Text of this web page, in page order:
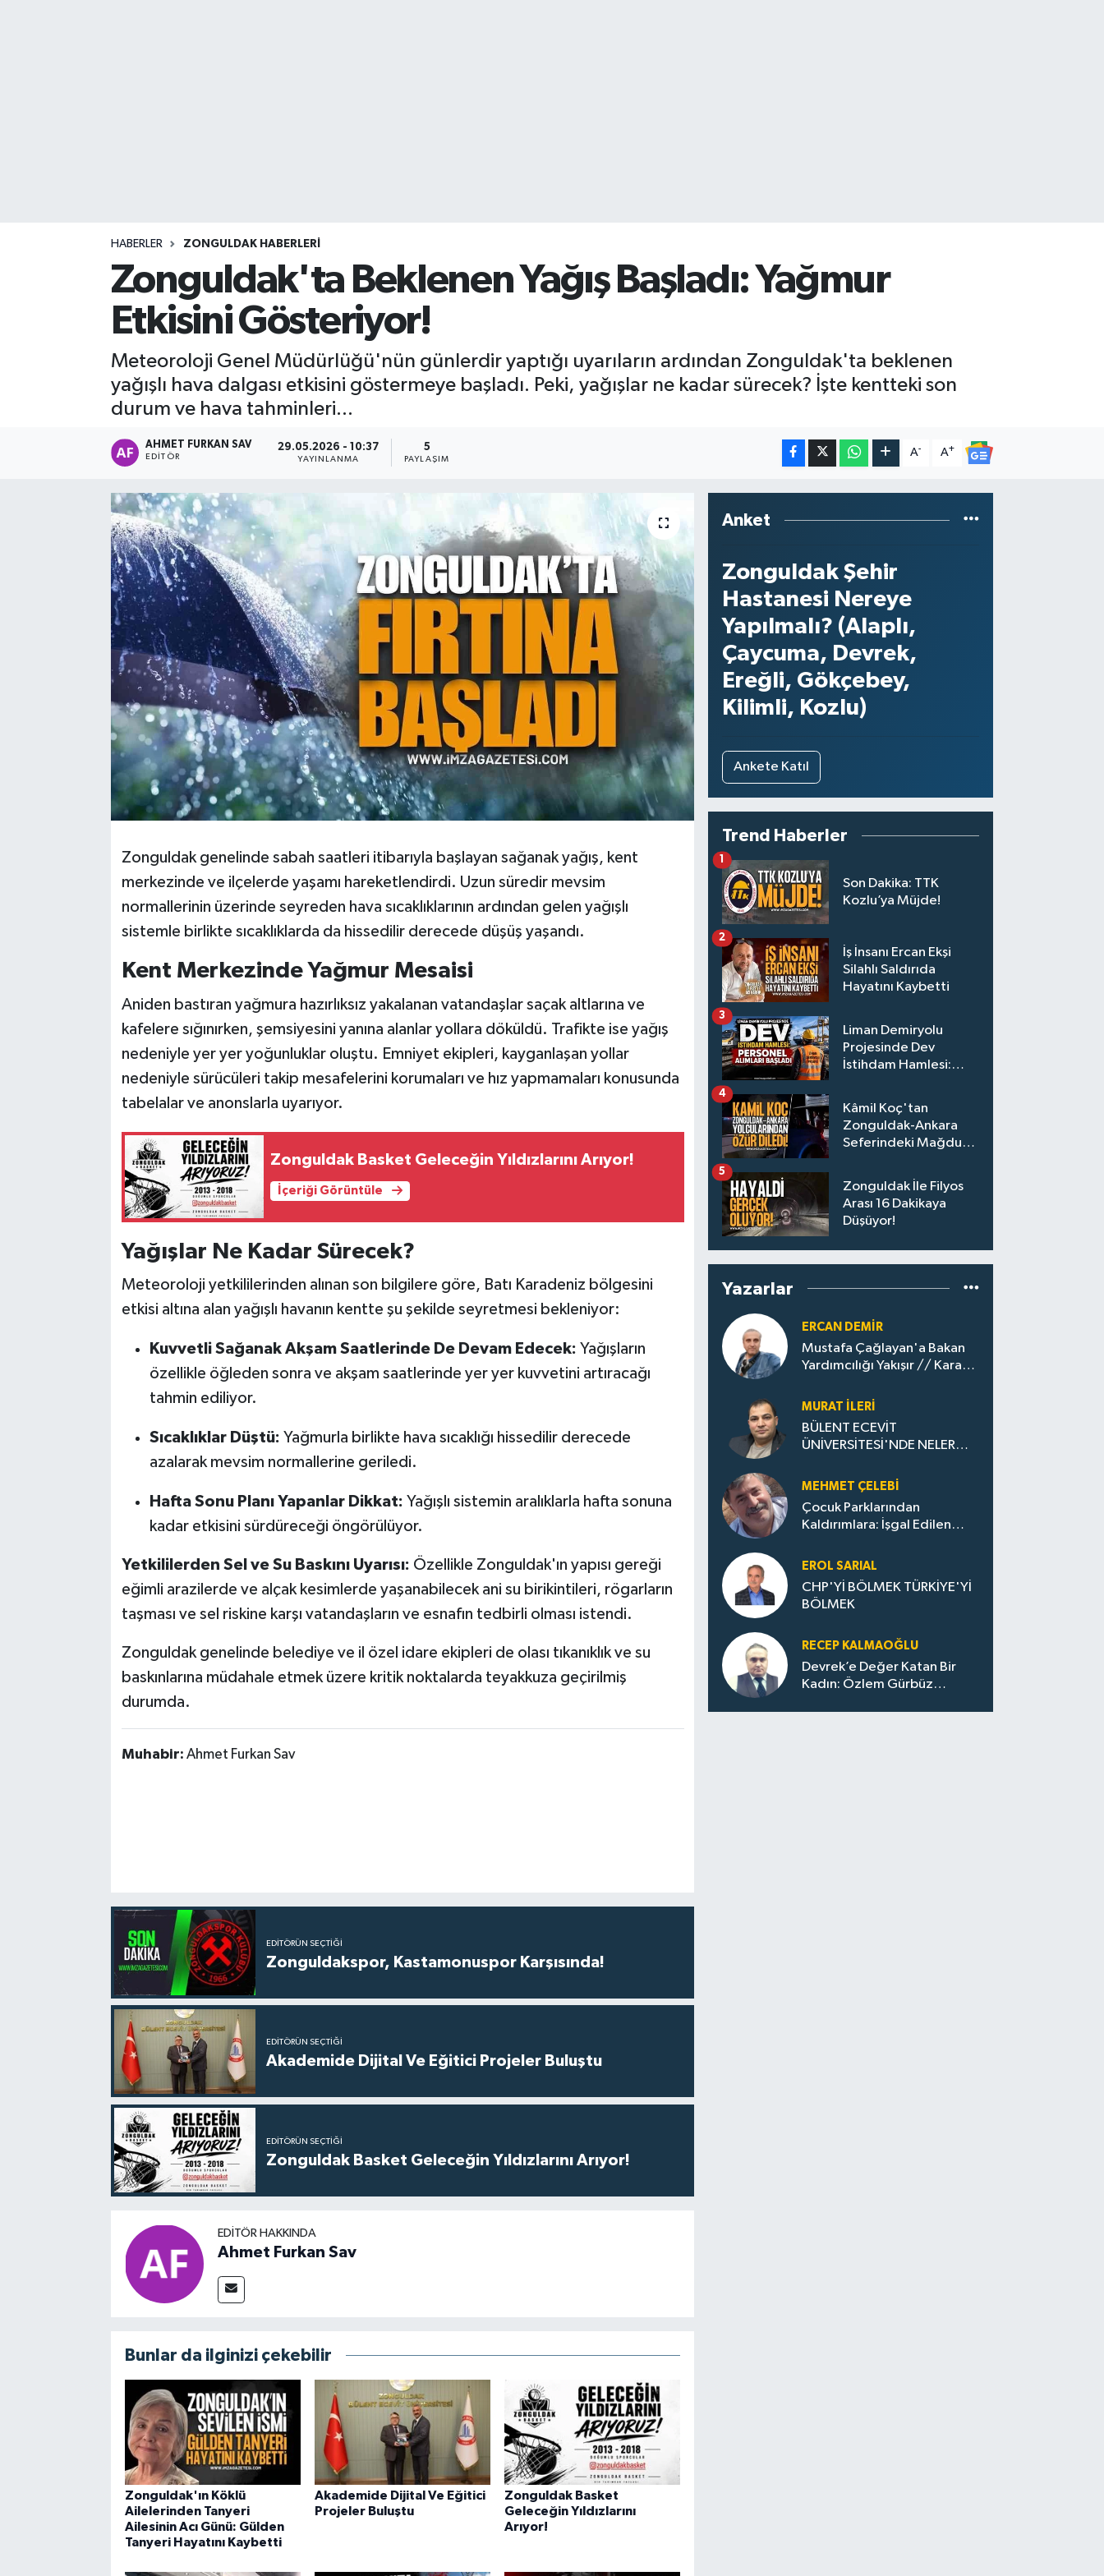
HABERLER ZONGULDAK HABERLERI
Zonguldak'ta Beklenen Yağış Başladı: Yağmur
Etkisini Gösteriyor!
Meteoroloji Genel Müdürlüğü'nün günlerdir yaptığı uyarıların ardından Zonguldak'ta beklenen
yağışlı hava dalgası etkisini göstermeye başladı. Peki, yağışlar ne kadar sürecek? İşte kentteki son
durum ve hava tahminleri...
AHMET FURKAN SAV
EDITÖR
29.05.2026 - 10:37
YAYINLANMA
5
PAYLAŞIM
A- A+
Zonguldak genelinde sabah saatleri itibarıyla başlayan sağanak yağış, kent
merkezinde ve ilçelerde yaşamı hareketlendirdi. Uzun süredir mevsim
normallerinin üzerinde seyreden hava sıcaklıklarının ardından gelen yağışlı
sistemle birlikte sıcaklıklarda da hissedilir derecede düşüş yaşandı.
Kent Merkezinde Yağmur Mesaisi
Aniden bastıran yağmura hazırlıksız yakalanan vatandaşlar saçak altlarına ve
kafelere sığınırken, şemsiyesini yanına alanlar yollara döküldü. Trafikte ise yağış
nedeniyle yer yer yoğunluklar oluştu. Emniyet ekipleri, kayganlaşan yollar
nedeniyle sürücüleri takip mesafelerini korumaları ve hız yapmamaları konusunda
tabelalar ve anonslarla uyarıyor.
Zonguldak Basket Geleceğin Yıldızlarını Arıyor!
İçeriği Görüntüle
Yağışlar Ne Kadar Sürecek?
Meteoroloji yetkililerinden alınan son bilgilere göre, Batı Karadeniz bölgesini
etkisi altına alan yağışlı havanın kentte şu şekilde seyretmesi bekleniyor:
Kuvvetli Sağanak Akşam Saatlerinde De Devam Edecek: Yağışların
özellikle öğleden sonra ve akşam saatlerinde yer yer kuvvetini artıracağı
tahmin ediliyor.
Sıcaklıklar Düştü: Yağmurla birlikte hava sıcaklığı hissedilir derecede
azalarak mevsim normallerine geriledi.
Hafta Sonu Planı Yapanlar Dikkat: Yağışlı sistemin aralıklarla hafta sonuna
kadar etkisini sürdüreceği öngörülüyor.
Yetkililerden Sel ve Su Baskını Uyarısı: Özellikle Zonguldak'ın yapısı gereği
eğimli arazilerde ve alçak kesimlerde yaşanabilecek ani su birikintileri, rögarların
taşması ve sel riskine karşı vatandaşların ve esnafın tedbirli olması istendi.
Zonguldak genelinde belediye ve il özel idare ekipleri de olası tıkanıklık ve su
baskınlarına müdahale etmek üzere kritik noktalarda teyakkuza geçirilmiş
durumda.
Muhabir: Ahmet Furkan Sav
EDITÖRÜN SEÇTIĞI
Zonguldakspor, Kastamonuspor Karşısında!
EDITÖRÜN SEÇTIĞI
Akademide Dijital Ve Eğitici Projeler Buluştu
EDITÖRÜN SEÇTIĞI
Zonguldak Basket Geleceğin Yıldızlarını Arıyor!
EDITÖR HAKKINDA
Ahmet Furkan Sav
Bunlar da ilginizi çekebilir
Zonguldak'ın Köklü
Ailelerinden Tanyeri
Ailesinin Acı Günü: Gülden
Tanyeri Hayatını Kaybetti
Akademide Dijital Ve Eğitici
Projeler Buluştu
Zonguldak Basket
Geleceğin Yıldızlarını
Arıyor!
Anket
Zonguldak Şehir
Hastanesi Nereye
Yapılmalı? (Alaplı,
Çaycuma, Devrek,
Ereğli, Gökçebey,
Kilimli, Kozlu)
Ankete Katıl
Trend Haberler
Son Dakika: TTK
Kozlu’ya Müjde!
1
İş İnsanı Ercan Ekşi
Silahlı Saldırıda
Hayatını Kaybetti
2
Liman Demiryolu
Projesinde Dev
İstihdam Hamlesi:
3
Kâmil Koç'tan
Zonguldak-Ankara
Seferindeki Mağdur
4
Zonguldak İle Filyos
Arası 16 Dakikaya
Düşüyor!
5
Yazarlar
ERCAN DEMIR
Mustafa Çağlayan'a Bakan
Yardımcılığı Yakışır // ​Kara
Zonguldak'ın Dönüşümü..
MURAT İLERI
BÜLENT ECEVİT
ÜNİVERSİTESİ'NDE NELER
MEHMET ÇELEBI
Çocuk Parklarından
Kaldırımlara: İşgal Edilen
Evler Çöp Dolu
EROL SARIAL
CHP'Yİ BÖLMEK TÜRKİYE'Yİ
BÖLMEK
RECEP KALMAOĞLU
Devrek’e Değer Katan Bir
Kadın: Özlem Gürbüz
KASTAMONU